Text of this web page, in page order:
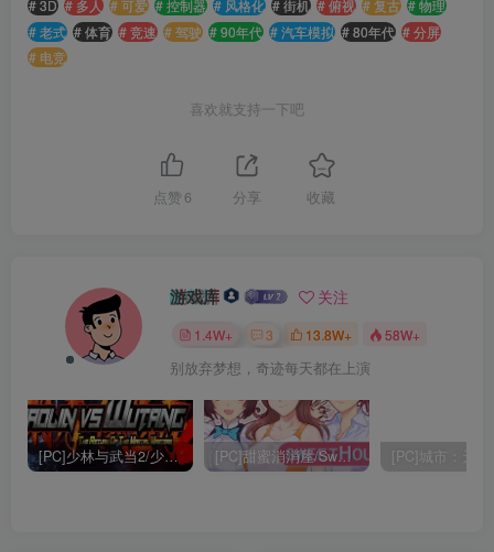
# 3D # 多人 # 可爱 # 控制器 # 风格化 # 街机 # 俯视 # 复古 # 物理
# 老式 # 体育 # 竞速 # 驾驶 # 90年代 # 汽车模拟 # 80年代 # 分屏
# 电竞
喜欢就支持一下吧
点赞 6 分享 收藏
游戏库 关注
1.4W+ 3 13.8W+ 58W+
别放弃梦想，奇迹每天都在上演
[PC]少林与武当2/少林vs武当2/Shaolin vs Wutang 2 [PC]甜蜜消消屋/Sweet House